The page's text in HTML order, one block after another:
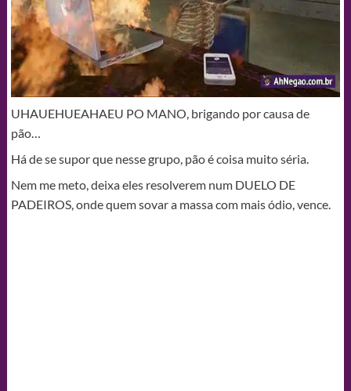
UHAUEHUEAHAEU PO MANO, brigando por causa de
pão…
Há de se supor que nesse grupo, pão é coisa muito séria.
Nem me meto, deixa eles resolverem num DUELO DE
PADEIROS, onde quem sovar a massa com mais ódio, vence.